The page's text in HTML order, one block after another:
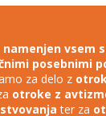
namenjen vsem
posebnimi
za delo z
otroke z
ter za